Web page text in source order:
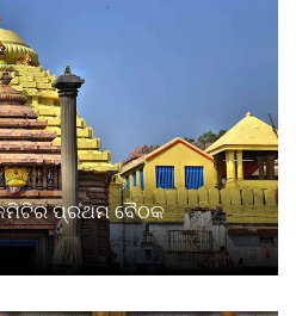
ପ୍ରଥମ ବୈଠକ